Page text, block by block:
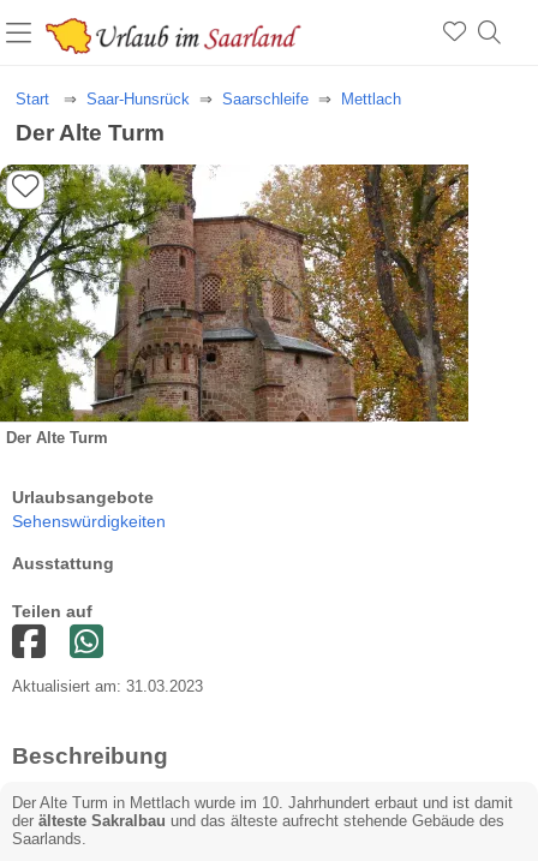
Start Saar-Hunsrück Saarschleife Mettlach
Der Alte Turm
Der Alte Turm
Urlaubsangebote
Sehenswürdigkeiten
Ausstattung
Teilen auf
Aktualisiert am: 31.03.2023
Beschreibung
Der Alte Turm in Mettlach wurde im 10. Jahrhundert erbaut und ist damit
der älteste Sakralbau und das älteste aufrecht stehende Gebäude des
Saarlands.